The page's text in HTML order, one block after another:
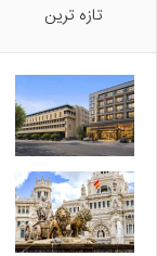
تازه ترین